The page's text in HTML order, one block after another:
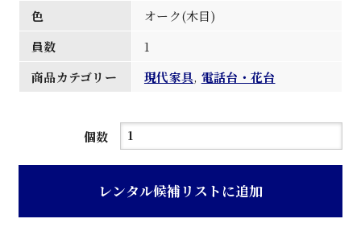
色
オーク(木目)
員数
1
商品カテゴリー
現代家具, 電話台・花台
個数
オ
色
レンタル候補リストに追加